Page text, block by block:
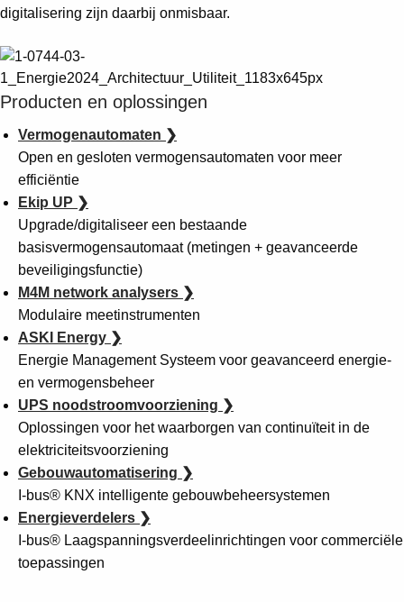
Suggestions
Products
See more products
Shopping list preview
digitalisering zijn daarbij onmisbaar.
Producten en oplossingen
Vermogenautomaten ❯
Open en gesloten vermogensautomaten voor meer
efficiëntie
Ekip UP ❯
Upgrade/digitaliseer een bestaande
basisvermogensautomaat (metingen + geavanceerde
beveiligingsfunctie)
M4M network analysers ❯
Modulaire meetinstrumenten
ASKI Energy ❯
Energie Management Systeem voor geavanceerd energie-
en vermogensbeheer
UPS noodstroomvoorziening ❯
Oplossingen voor het waarborgen van continuïteit in de
elektriciteitsvoorziening
Gebouwautomatisering ❯
I-bus® KNX intelligente gebouwbeheersystemen
Energieverdelers ❯
I-bus® Laagspanningsverdeelinrichtingen voor commerciële
toepassingen